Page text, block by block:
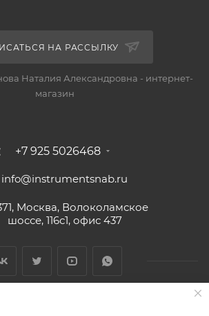
НА РАССЫЛКУ
Наталия Александровна - интернет-
магазин
+7 925 5026468
info@instrumentsnab.ru
Москва, Волоколамское
шоссе, 116с1, офис 437